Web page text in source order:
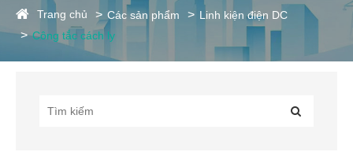
Trang chủ Các sản phẩm
Linh kiện điện DC
Công tắc cách ly